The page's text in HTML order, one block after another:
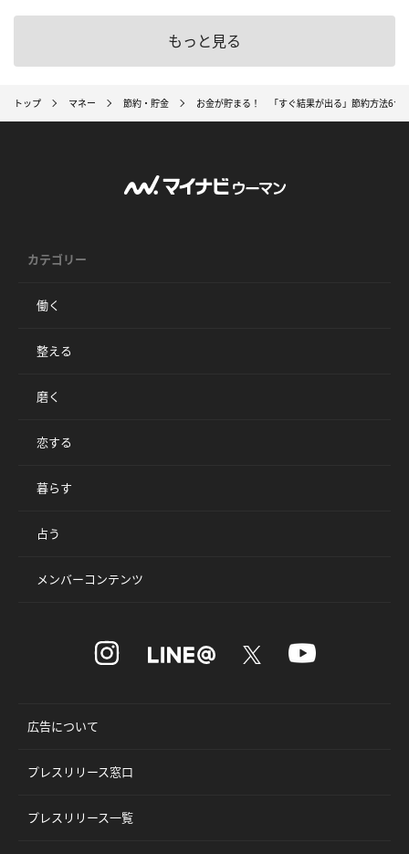
もっと見る
トップ マネー 節約・貯金 お金が貯まる！ 「すぐ結果が出る」節約方法6つ
カテゴリー
働く
整える
磨く
恋する
暮らす
占う
メンバーコンテンツ
広告について
プレスリリース窓口
プレスリリース一覧